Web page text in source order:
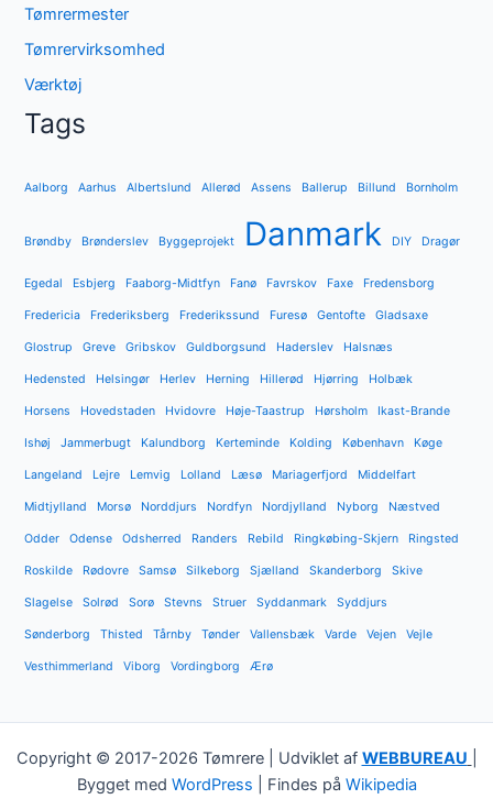
Tømrermester
Tømrervirksomhed
Værktøj
Tags
Aalborg Aarhus Albertslund Allerød Assens Ballerup Billund Bornholm
Brøndby Brønderslev Byggeprojekt Danmark DIY Dragør
Egedal Esbjerg Faaborg-Midtfyn Fanø Favrskov Faxe Fredensborg
Fredericia Frederiksberg Frederikssund Furesø Gentofte Gladsaxe
Glostrup Greve Gribskov Guldborgsund Haderslev Halsnæs
Hedensted Helsingør Herlev Herning Hillerød Hjørring Holbæk
Horsens Hovedstaden Hvidovre Høje-Taastrup Hørsholm Ikast-Brande
Ishøj Jammerbugt Kalundborg Kerteminde Kolding København Køge
Langeland Lejre Lemvig Lolland Læsø Mariagerfjord Middelfart
Midtjylland Morsø Norddjurs Nordfyn Nordjylland Nyborg Næstved
Odder Odense Odsherred Randers Rebild Ringkøbing-Skjern Ringsted
Roskilde Rødovre Samsø Silkeborg Sjælland Skanderborg Skive
Slagelse Solrød Sorø Stevns Struer Syddanmark Syddjurs
Sønderborg Thisted Tårnby Tønder Vallensbæk Varde Vejen Vejle
Vesthimmerland Viborg Vordingborg Ærø
Copyright © 2017-2026 Tømrere | Udviklet af WEBBUREAU
Bygget med WordPress | Findes på Wikipedia